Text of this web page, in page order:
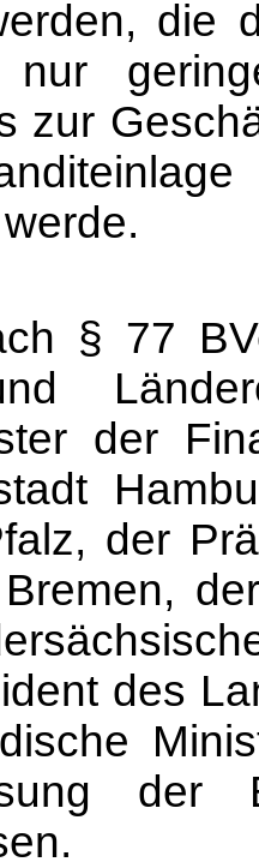
die
zur
§ 77
der
der
des
der